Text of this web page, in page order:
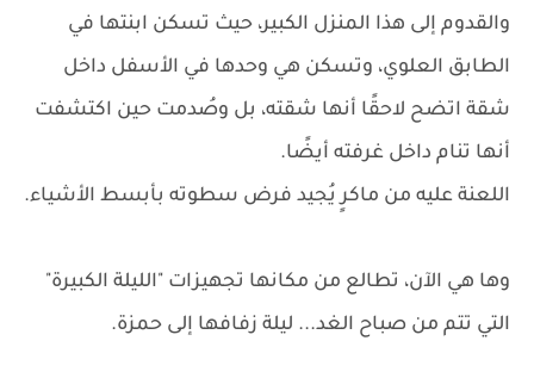
والقدوم إلى هذا المنزل الكبير، حيث تسكن ابنتها في
الطابق العلوي، وتسكن هي وحدها في الأسفل داخل
شقة اتضح لاحقًا أنها شقته، بل وصُدمت حين اكتشفت
أنها تنام داخل غرفته أيضًا.
اللعنة عليه من ماكرٍ يُجيد فرض سطوته بأبسط الأشياء.
وها هي الآن، تطالع من مكانها تجهيزات "الليلة الكبيرة"
التي تتم من صباح الغد... ليلة زفافها إلى حمزة.